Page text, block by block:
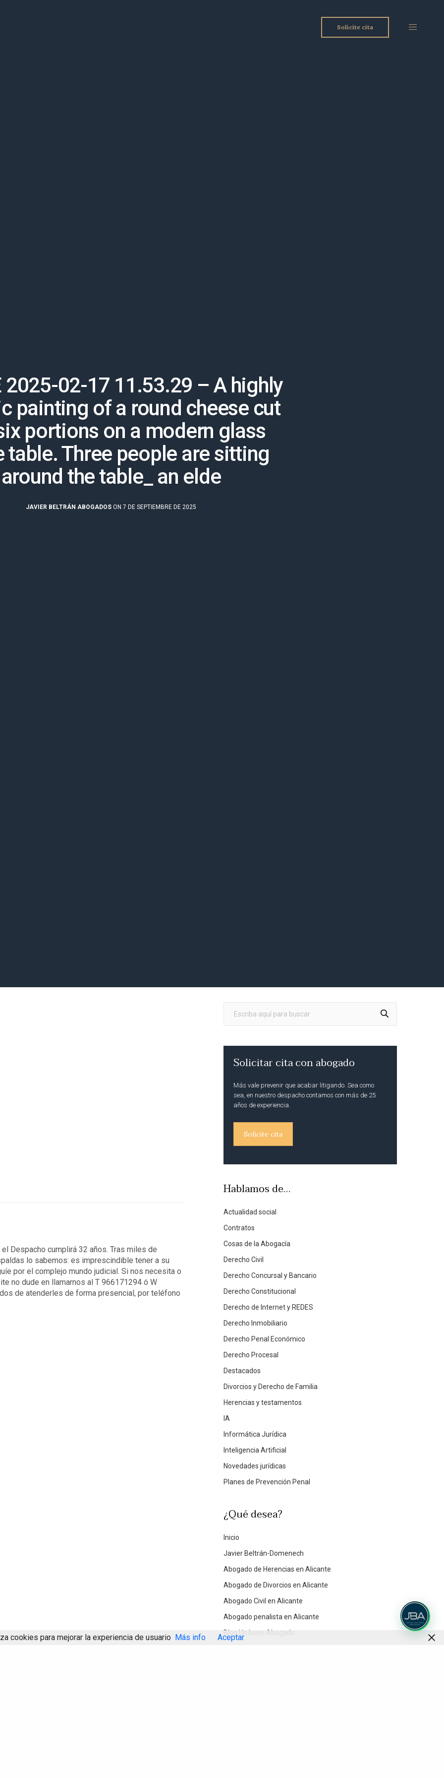
Solicite cita
2025-02-17 11.53.29 – A highly
painting of a round cheese cut
portions on a modern glass
table. Three people are sitting
around the table_ an elde
JAVIER BELTRÁN ABOGADOS ON 7 DE SEPTIEMBRE DE 2025
Despacho cumplirá 32 años. Tras miles de
lo sabemos: es imprescindible tener a su
por el complejo mundo judicial. Si nos necesita o
no dude en llamarnos al T 966171294 ó W
de atenderles de forma presencial, por teléfono
Solicitar cita con abogado
Más vale prevenir que acabar litigando. Sea como
sea, en nuestro despacho contamos con más de 25
años de experiencia.
Solicite cita
Hablamos de…
Actualidad social
Contratos
Cosas de la Abogacía
Derecho Civil
Derecho Concursal y Bancario
Derecho Constitucional
Derecho de Internet y REDES
Derecho Inmobiliario
Derecho Penal Económico
Derecho Procesal
Destacados
Divorcios y Derecho de Familia
Herencias y testamentos
IA
Informática Jurídica
Inteligencia Artificial
Novedades jurídicas
Planes de Prevención Penal
¿Qué desea?
Inicio
Javier Beltrán-Domenech
Abogado de Herencias en Alicante
Abogado de Divorcios en Alicante
Abogado Civil en Alicante
Abogado penalista en Alicante
Blog Un buen Abogado
cookies para mejorar la experiencia de usuario Más info Aceptar